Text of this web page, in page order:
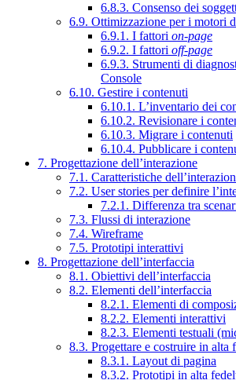
6.8.3. Consenso dei
6.9. Ottimizzazione per i motori
6.9.1. I fattori on-page
6.9.2. I fattori off-page
6.9.3. Strumenti di
Console
6.10. Gestire i contenuti
6.10.1. L’inventario dei
6.10.2. Revisionare i
6.10.3. Migrare i contenuti
6.10.4. Pubblicare i
7. Progettazione dell’interazione
7.1. Caratteristiche
7.2. User stories per definire
7.2.1. Differenza tra
7.3. Flussi di interazione
7.4. Wireframe
7.5. Prototipi interattivi
8. Progettazione dell’interfaccia
8.1. Obiettivi dell’interfaccia
8.2. Elementi dell’interfaccia
8.2.1. Elementi di
8.2.2. Elementi interattivi
8.2.3. Elementi testuali
8.3. Progettare e costruire in alta
8.3.1. Layout di pagina
8.3.2. Prototipi in alta